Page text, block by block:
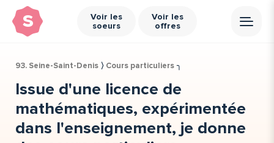
Voir les
soeurs
Voir les
offres
s
93. Seine-Saint-Denis ⟩ Cours particuliers ╮
Issue d'une licence de
mathématiques, expérimentée
dans l'enseignement, je donne